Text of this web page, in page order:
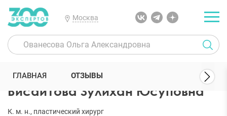
Москва
300 Экспертов Пластические хирурги Висаитова Зулихан
Висаитова Зулихан Юсуповна
К. м. н., пластический хирург
ГЛАВНАЯ ОТЗЫВЫ